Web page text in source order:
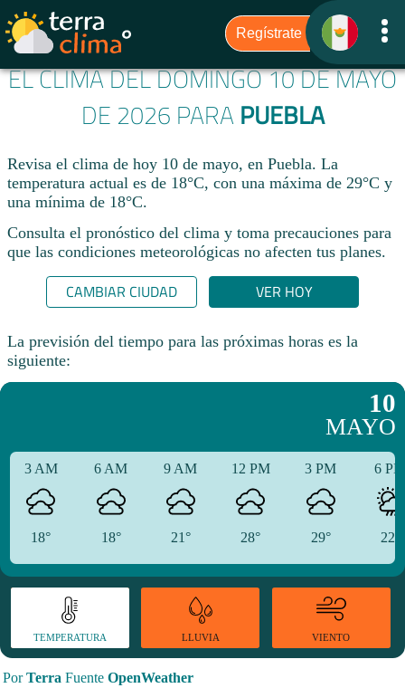
EL CLIMA DEL DOMINGO 10 DE MAYO
DE 2026 PARA PUEBLA
Revisa el clima de hoy 10 de mayo, en Puebla. La
temperatura actual es de 18°C, con una máxima de 29°C y
una mínima de 18°C.​
Consulta el pronóstico del clima y toma precauciones para
que las condiciones meteorológicas no afecten tus planes.​
CAMBIAR CIUDAD VER HOY
La previsión del tiempo para las próximas horas es la
siguiente:
10
MAYO
3 AM
18°
6 AM
18°
9 AM
21°
12 PM
28°
3 PM
29°
6
22°
TEMPERATURA LLUVIA VIENTO
PorTerra Fuente OpenWeather